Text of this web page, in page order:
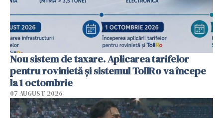
Nou sistem de taxare. Aplicarea tarifelor
pentru rovinietă şi sistemul TollRo va începe
la 1 octombrie
07 AUGUST 2026